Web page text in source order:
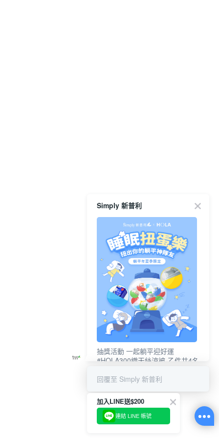
Simply 新普利
抽獎活動 一起躺平迎好運
#HOLA300織天絲涼被-乙件共4名
回覆至 Simply 新普利
加入LINE送$200
連結 LINE 帳號